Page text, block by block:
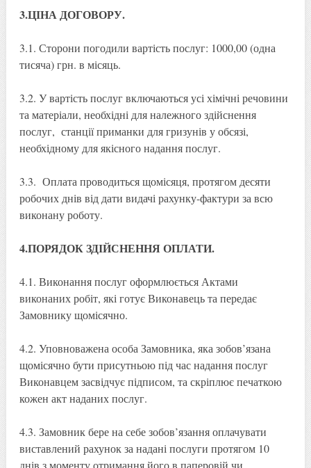
3.ЦІНА ДОГОВОРУ.
3.1. Сторони погодили вартість послуг: 1000,00 (одна
тисяча) грн. в місяць.
3.2. У вартість послуг включаються усі хімічні речовини
та матеріали, необхідні для належного здійснення
послуг, станції приманки для гризунів у обсязі,
необхідному для якісного надання послуг.
3.3. Оплата проводиться щомісяця, протягом десяти
робочих днів від дати видачі рахунку-фактури за всю
виконану роботу.
4.ПОРЯДОК ЗДІЙСНЕННЯ ОПЛАТИ.
4.1. Виконання послуг оформлюється Актами
виконаних робіт, які готує Виконавець та передає
Замовнику щомісячно.
4.2. Уповноважена особа Замовника, яка зобов’язана
щомісячно бути присутньою під час надання послуг
Виконавцем засвідчує підписом, та скріплює печаткою
кожен акт наданих послуг.
4.3. Замовник бере на себе зобов’язання оплачувати
виставлений рахунок за надані послуги протягом 10
днів з моменту отримання його в паперовій чи